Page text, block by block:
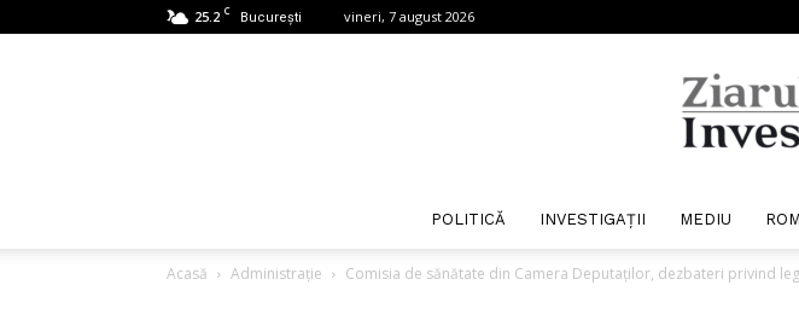
25.2 C București vineri, 7 august 2026
POLITICĂ INVESTIGAȚII MEDIU
Acasă Administrație Comisia de sănătate din Camera Deputaților, dezbateri privind